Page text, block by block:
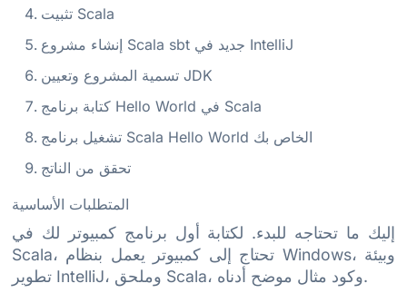
تثبيت Scala
إنشاء مشروع Scala sbt جديد في IntelliJ
تسمية المشروع وتعيين JDK
كتابة برنامج Hello World في Scala
تشغيل برنامج Scala Hello World الخاص بك
تحقق من الناتج
المتطلبات الأساسية
إليك ما تحتاجه للبدء. لكتابة أول برنامج كمبيوتر لك في
Scala، تحتاج إلى كمبيوتر يعمل بنظام Windows، وبيئة
تطوير IntelliJ، وملحق Scala، وكود مثال موضح أدناه.